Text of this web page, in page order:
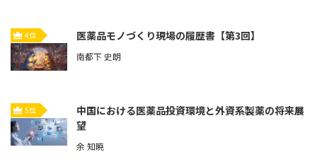
4位 医薬品モノづくり現場の履歴書【第3回】
南都下 史朗
5位
中国における医薬品投資環境と外資系製薬の将来展
望
余 知暁